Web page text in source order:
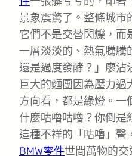
景象震驚了。整條城市
它們不是交替閃爍，而
一層淡淡的、熱氣騰騰
還是過度發酵？」廖沾
巨大的麵團因為壓力過
方向看，都是綠燈。一
什麼咕嚕咕嚕？你倒是
這種不祥的「咕嚕」聲
BMW零件世間萬物的